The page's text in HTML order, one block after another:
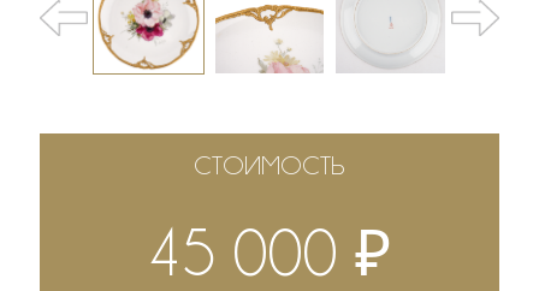
СТОИМОСТЬ
45 000₽